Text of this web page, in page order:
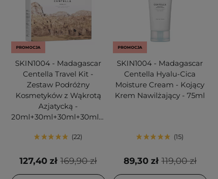
PROMOCJA
SKIN1004 - Madagascar
Centella Travel Kit -
Zestaw Podróżny
Kosmetyków z Wąkrotą
Azjatycką -
20ml+30ml+30ml+30ml+30ml
22
169,90 zł
127,40 zł
PROMOCJA
SKIN1004 - Madagascar
Centella Hyalu-Cica
Moisture Cream - Kojący
Krem Nawilżający - 75ml
15
119,00 zł
89,30 zł